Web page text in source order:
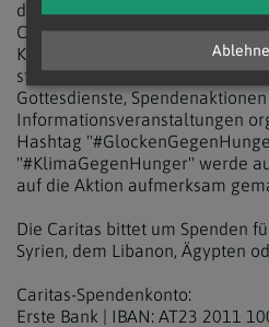
diesjährige Hungerkampagne,
Caritas-Organisationen
Kirchensammlungen in den
statt. Neben dem
Gottesdienste,
Informationsveranstaltungen
Hashtag
"#KlimaGegenHunger" werde
auf die Aktion aufmerksam
Die Caritas bittet um Spenden
Syrien, dem Libanon, Ägypten
Caritas-Spendenkonto:
Erste Bank | IBAN: AT23 2011